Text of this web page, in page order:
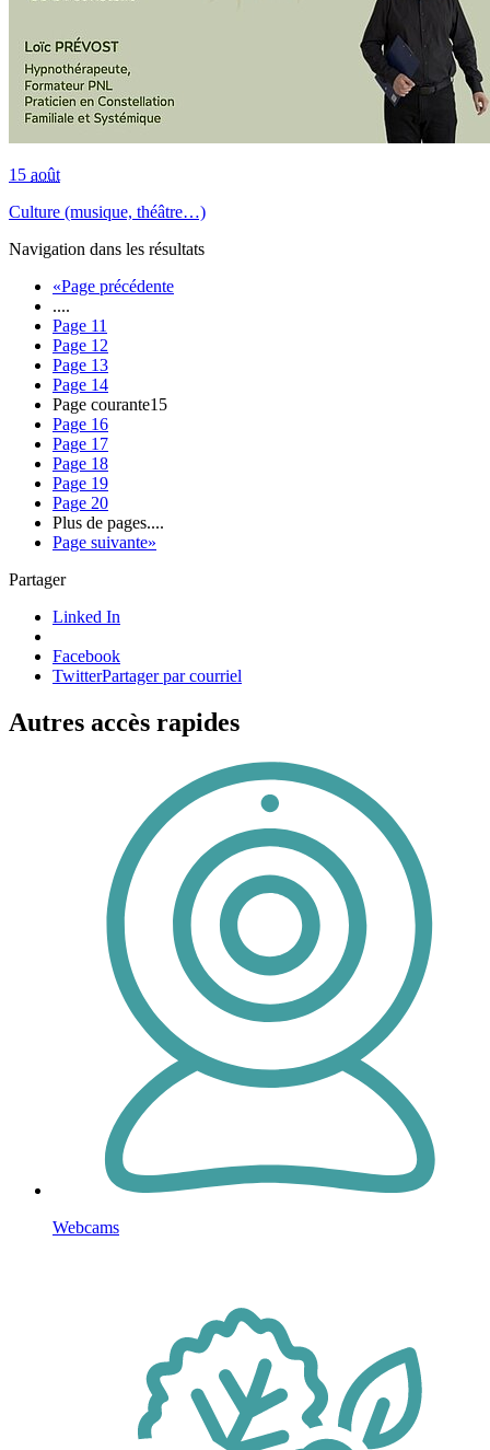
15 août
Culture (musique, théâtre…)
Navigation dans les résultats
«Page précédente
....
Page 11
Page 12
Page 13
Page 14
Page courante15
Page 16
Page 17
Page 18
Page 19
Page 20
Plus de pages....
Page suivante»
Partager
Linked In
Facebook
TwitterPartager par courriel
Autres accès rapides
Webcams